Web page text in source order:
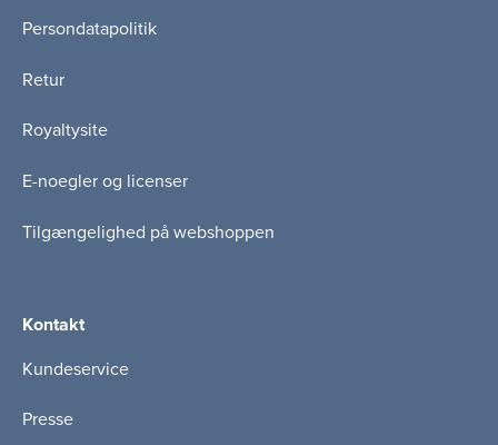
Persondatapolitik
Retur
Royaltysite
E-noegler og licenser
Tilgængelighed på webshoppen
Kontakt
Kundeservice
Presse